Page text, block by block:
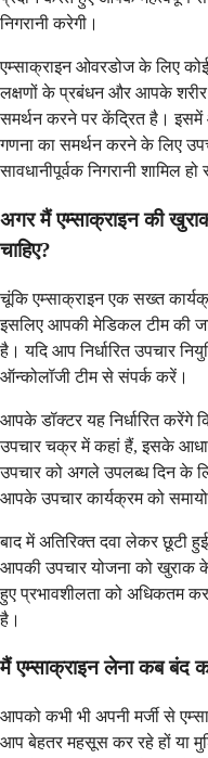
निगरानी करेगी।
एम्साक्राइन ओवरडोज के लिए कोई
लक्षणों के प्रबंधन और आपके शरीर
समर्थन करने पर केंद्रित है। इसमें
गणना का समर्थन करने के लिए
सावधानीपूर्वक निगरानी शामिल
अगर मैं एम्साक्राइन की
चाहिए?
चूंकि एम्साक्राइन एक सख्त
इसलिए आपकी मेडिकल टीम की
है। यदि आप निर्धारित उपचार
ऑन्कोलॉजी टीम से संपर्क करें।
आपके डॉक्टर यह निर्धारित
उपचार चक्र में कहां हैं, इसके
उपचार को अगले उपलब्ध दिन के
आपके उपचार कार्यक्रम को
बाद में अतिरिक्त दवा लेकर छूटी
आपकी उपचार योजना को खुराक
हुए प्रभावशीलता को अधिकतम
है।
मैं एम्साक्राइन लेना कब बंद
आपको कभी भी अपनी मर्जी से
आप बेहतर महसूस कर रहे हों या